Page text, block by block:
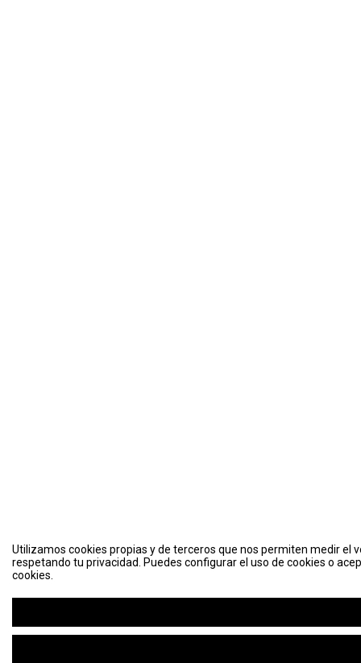
Utilizamos cookies propias y de terceros que nos permiten medir el
respetando tu privacidad. Puedes configurar el uso de cookies o
cookies.